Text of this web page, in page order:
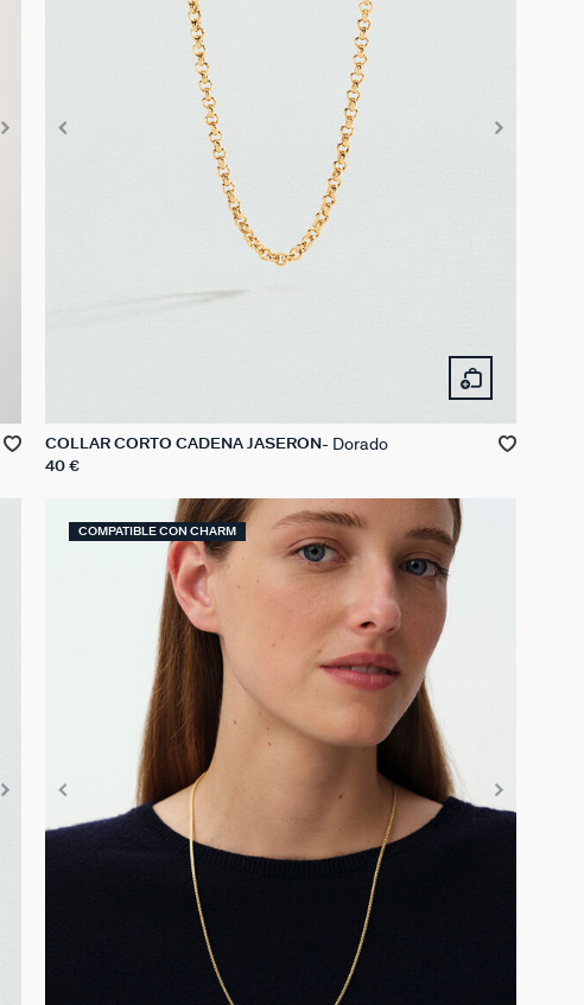
COLLAR CORTO CADENA JASERÓN Dorado
40 €
COMPATIBLE CON CHARM